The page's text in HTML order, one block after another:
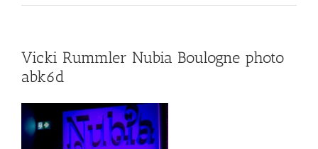
Vicki Rummler Nubia Boulogne photo
abk6d